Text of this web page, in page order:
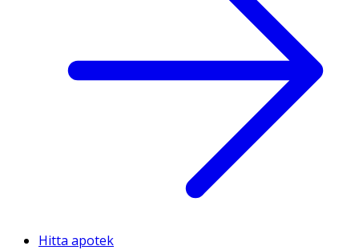
Hitta apotek